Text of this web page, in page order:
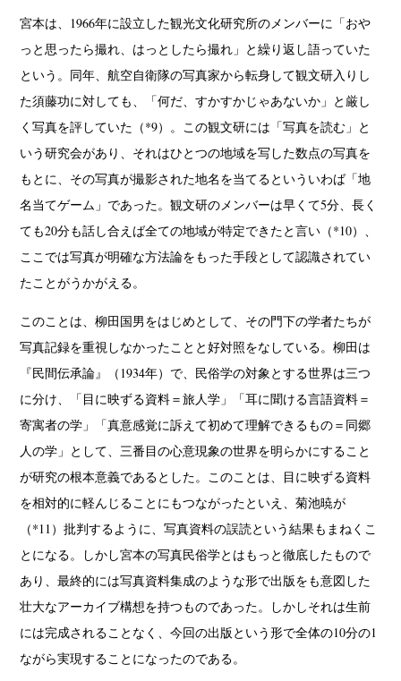
宮本は、1966年に設立した観光文化研究所のメンバーに「おや
っと思ったら撮れ、はっとしたら撮れ」と繰り返し語っていた
という。同年、航空自衛隊の写真家から転身して観文研入りし
た須藤功に対しても、「何だ、すかすかじゃあないか」と厳し
く写真を評していた（*9）。この観文研には「写真を読む」と
いう研究会があり、それはひとつの地域を写した数点の写真を
もとに、その写真が撮影された地名を当てるといういわば「地
名当てゲーム」であった。観文研のメンバーは早くて5分、長く
ても20分も話し合えば全ての地域が特定できたと言い（*10）、
ここでは写真が明確な方法論をもった手段として認識されてい
たことがうかがえる。
このことは、柳田国男をはじめとして、その門下の学者たちが
写真記録を重視しなかったことと好対照をなしている。柳田は
『民間伝承論』（1934年）で、民俗学の対象とする世界は三つ
に分け、「目に映ずる資料＝旅人学」「耳に聞ける言語資料＝
寄寓者の学」「真意感覚に訴えて初めて理解できるもの＝同郷
人の学」として、三番目の心意現象の世界を明らかにすること
が研究の根本意義であるとした。このことは、目に映ずる資料
を相対的に軽んじることにもつながったといえ、菊池暁が
（*11）批判するように、写真資料の誤読という結果もまねくこ
とになる。しかし宮本の写真民俗学とはもっと徹底したもので
あり、最終的には写真資料集成のような形で出版をも意図した
壮大なアーカイブ構想を持つものであった。しかしそれは生前
には完成されることなく、今回の出版という形で全体の10分の1
ながら実現することになったのである。